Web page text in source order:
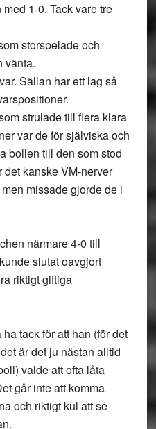
1-0. Tack vare tre
storspelade och
vänta.
Sällan har ett lag så
strulade till flera klara
var de för själviska och
bollen till den som stod
kanske VM-nerver
missade gjorde de i
närmare 4-0 till
slutat oavgjort
riktigt giftiga
tack för att han (för det
är det ju nästan alltid
valde att ofta låta
går inte att komma
och riktigt kul att se